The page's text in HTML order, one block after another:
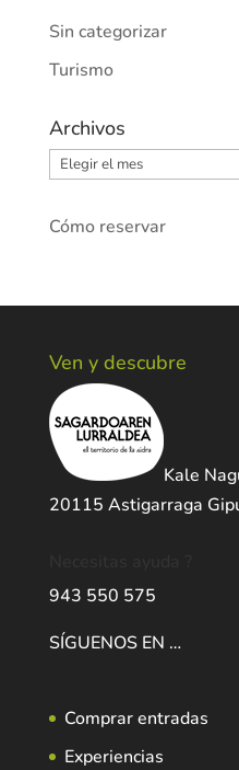
Sin categorizar
Turismo
Archivos
Archivos
Cómo reservar
Ven y descubre
Kale
20115 Astigarraga
943 550 575
SÍGUENOS EN …
Comprar entradas
Experiencias